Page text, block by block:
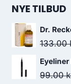
NYE TILBUD
Dr.
133.00
99.00